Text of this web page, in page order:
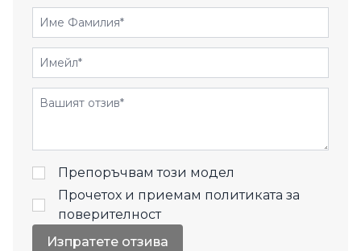
Име Фамилия
Имейл
Отзиви
Препоръчвам този модел
Прочетох и приемам политиката за
поверителност
Изпратете отзива